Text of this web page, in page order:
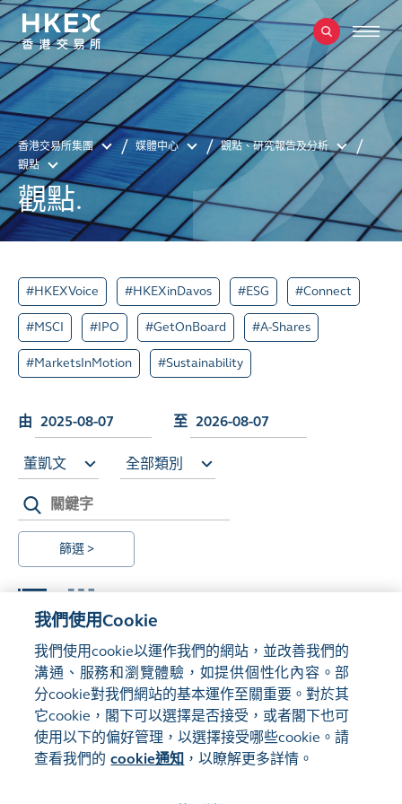
香港交易所集團 媒體中心
觀點、研究報告及分析
觀點
觀點.
#HKEXVoice #HKEXinDavos #ESG #Connect
#MSCI #IPO #GetOnBoard #A-Shares
#MarketsInMotion #Sustainability
由 至
董凱文 全部類別
篩選 >
Load More
管理偏好
我們使用Cookie
我們使用cookie以運作我們的網站，並改善我們的
溝通、服務和瀏覽體驗，如提供個性化內容。部
分cookie對我們網站的基本運作至關重要。對於其
它cookie，閣下可以選擇是否接受，或者閣下也可
使用以下的偏好管理，以選擇接受哪些cookie。請
查看我們的 cookie通知 ，以瞭解更多詳情。